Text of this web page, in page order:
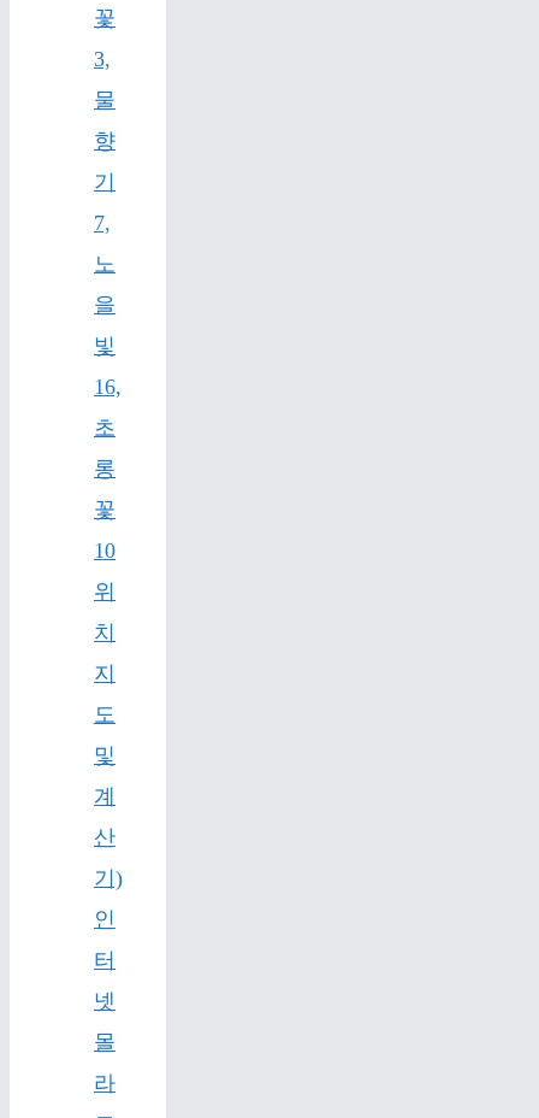
꽃
3,
물
향
기
7,
노
을
빛
16,
초
롱
꽃
10
위
치
지
도
및
계
산
기)
인
터
넷
몰
라